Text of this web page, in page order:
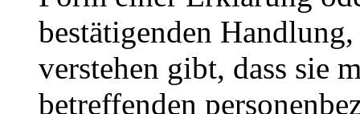
bestätigenden
verstehen gibt, dass sie
betreffenden